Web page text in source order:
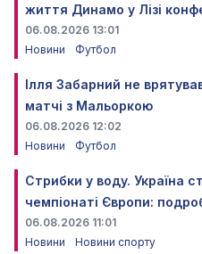
життя Динамо у Лізі
06.08.2026 13:01
Новини
Футбол
Ілля Забарний не
матчі з Мальоркою
06.08.2026 12:02
Новини
Футбол
Стрибки у воду. Україна
чемпіонаті Європи:
06.08.2026 11:01
Новини
Новини спорту